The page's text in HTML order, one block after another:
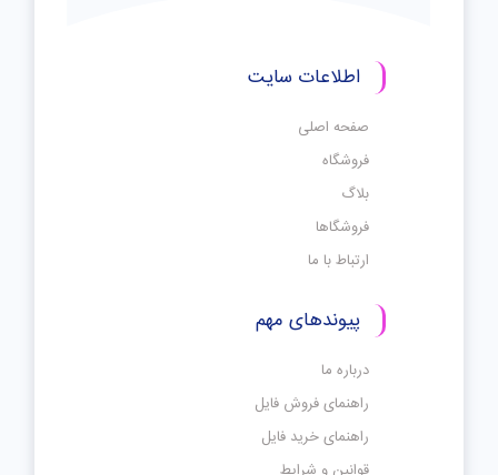
اطلاعات سایت
صفحه اصلی
فروشگاه
بلاگ
فروشگاها
ارتباط با ما
پیوندهای مهم
درباره ما
راهنمای فروش فایل
راهنمای خرید فایل